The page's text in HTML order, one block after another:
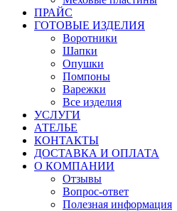
ПРАЙС
ГОТОВЫЕ ИЗДЕЛИЯ
Воротники
Шапки
Опушки
Помпоны
Варежки
Все изделия
УСЛУГИ
АТЕЛЬЕ
КОНТАКТЫ
ДОСТАВКА И ОПЛАТА
О КОМПАНИИ
Отзывы
Вопрос-ответ
Полезная информация